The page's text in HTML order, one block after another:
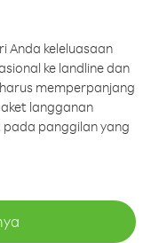
Anda keleluasaan
ke landline dan
memperpanjang
langganan
panggilan yang